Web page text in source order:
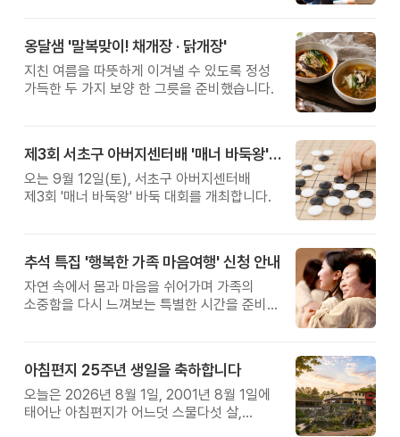
옹달샘 '말복맞이! 채개장 · 닭개장'
지친 여름을 따뜻하게 이겨낼 수 있도록 정성
가득한 두 가지 보양 한 그릇을 준비했습니다.
제3회 서초구 아버지센터배 '매너 바둑왕' 대회
오는 9월 12일(토), 서초구 아버지센터배
제3회 '매너 바둑왕' 바둑 대회를 개최합니다.
추석 특집 '행복한 가족 마음여행' 신청 안내
자연 속에서 몸과 마음을 쉬어가며 가족의
소중함을 다시 느껴보는 특별한 시간을 준비해
아침편지 25주년 생일을 축하합니다
오늘은 2026년 8월 1일, 2001년 8월 1일에
태어난 아침편지가 어느덧 스물다섯 살,